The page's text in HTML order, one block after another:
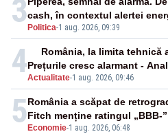
3 Politica-1 aug. 2026, 09:39
cash, în contextul alertei
4Actualitate-1 aug. 2026, 09:46
România, la limita tehnică
Prețurile cresc alarmant -
5 Economie-1 aug. 2026, 06:48
România a scăpat de
Fitch menține ratingul „BBB-